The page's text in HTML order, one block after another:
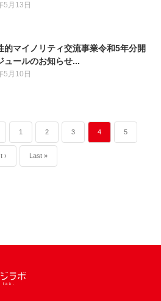
5月13日
的マイノリティ交流事業令和5年分開
ュールのお知らせ...
5月10日
1 2 3 4 5
› Last »